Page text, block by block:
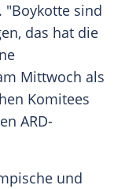
"Boykotte sind
das hat die
Mittwoch als
Komitees
ARD-
und